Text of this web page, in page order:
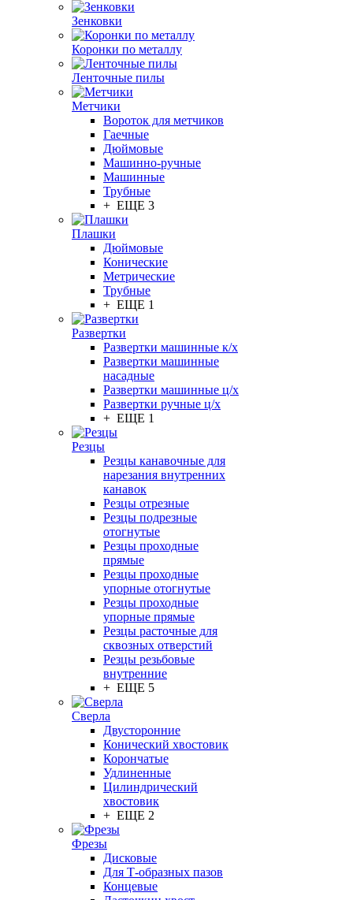
Зенковки
Коронки по металлу
Ленточные пилы
Метчики
Вороток для метчиков
Гаечные
Дюймовые
Машинно-ручные
Машинные
Трубные
+ ЕЩЕ 3
Плашки
Дюймовые
Конические
Метрические
Трубные
+ ЕЩЕ 1
Развертки
Развертки машинные к/х
Развертки машинные
насадные
Развертки машинные ц/х
Развертки ручные ц/х
+ ЕЩЕ 1
Резцы
Резцы канавочные для
нарезания внутренних
канавок
Резцы отрезные
Резцы подрезные
отогнутые
Резцы проходные
прямые
Резцы проходные
упорные отогнутые
Резцы проходные
упорные прямые
Резцы расточные для
сквозных отверстий
Резцы резьбовые
внутренние
+ ЕЩЕ 5
Сверла
Двусторонние
Конический хвостовик
Корончатые
Удлиненные
Цилиндрический
хвостовик
+ ЕЩЕ 2
Фрезы
Дисковые
Для Т-образных пазов
Концевые